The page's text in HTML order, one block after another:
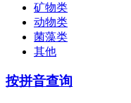
矿物类
动物类
菌藻类
其他
按拼音查询